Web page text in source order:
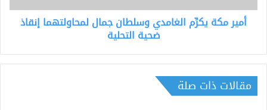
ضحية
التحلية
أمير مكة يكرِّم الغامدي وسلطان جمال لمحاولتهما إنقاذ
ضحية التحلية
مقالات ذات صلة